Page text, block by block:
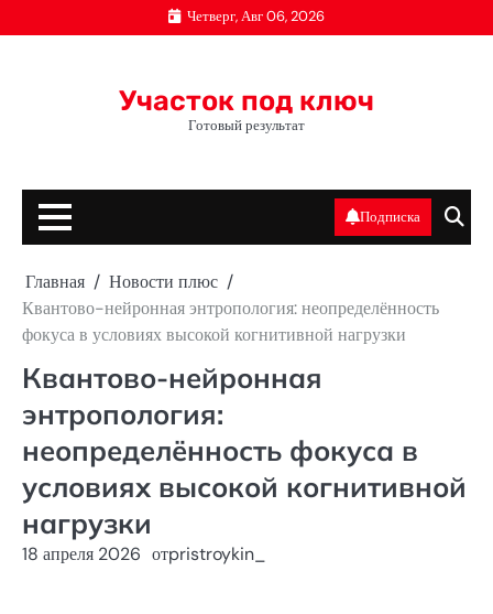
к
Четверг, Авг 06, 2026
Участок под ключ
Готовый результат
Подписка
Главная
Новости плюс
Квантово-нейронная энтропология: неопределённость
фокуса в условиях высокой когнитивной нагрузки
Квантово-нейронная
энтропология:
неопределённость фокуса в
условиях высокой когнитивной
нагрузки
18 апреля 2026 отpristroykin_